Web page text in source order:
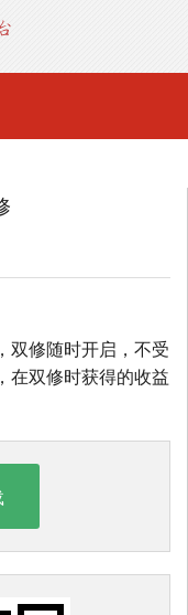
双修随时开启，不受
在双修时获得的收益